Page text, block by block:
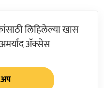
लिहिलेल्या खास
ॲक्सेस